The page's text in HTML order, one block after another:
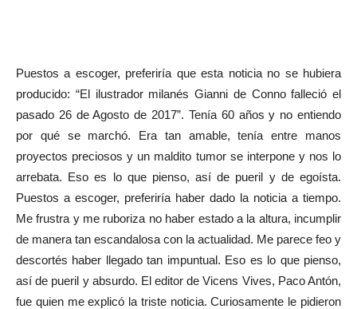
Puestos a escoger, preferiría que esta noticia no se hubiera
producido: “El ilustrador milanés Gianni de Conno falleció el
pasado 26 de Agosto de 2017”. Tenía 60 años y no entiendo
por qué se marchó. Era tan amable, tenía entre manos
proyectos preciosos y un maldito tumor se interpone y nos lo
arrebata. Eso es lo que pienso, así de pueril y de egoísta.
Puestos a escoger, preferiría haber dado la noticia a tiempo.
Me frustra y me ruboriza no haber estado a la altura, incumplir
de manera tan escandalosa con la actualidad. Me parece feo y
descortés haber llegado tan impuntual. Eso es lo que pienso,
así de pueril y absurdo. El editor de Vicens Vives, Paco Antón,
fue quien me explicó la triste noticia. Curiosamente le pidieron